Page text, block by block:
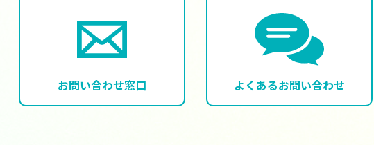
お問い合わせ窓口 よくあるお問い合わせ